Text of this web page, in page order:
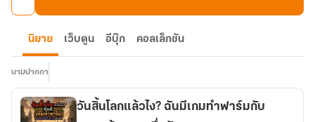
นิยาย เว็บตูน อีบุ๊ก คอลเล็กชัน
นามปากกา
วันสิ้นโลกแล้วไง? ฉันมีเกมทำฟาร์มกับ